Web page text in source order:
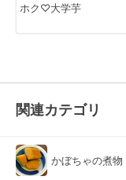
ホク♡大学芋
関連カテゴリ
かぼちゃの煮物